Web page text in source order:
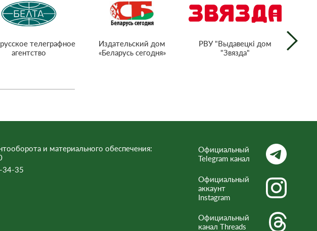
телеграфное
агентство
Издательский дом
«Беларусь сегодня»
РВУ "Выдавецкі дом
"Звязда"
и материального обеспечения:
34-35
Официальный
Telegram канал
Официальный
аккаунт
Instagram
Официальный
канал Threads